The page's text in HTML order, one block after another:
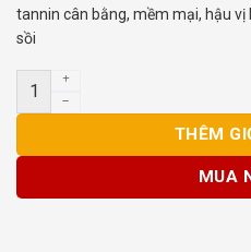
tannin cân bằng, mềm mại, hậu
sồi
Rượu vang Tây Ban Nha
THÊM
MUA